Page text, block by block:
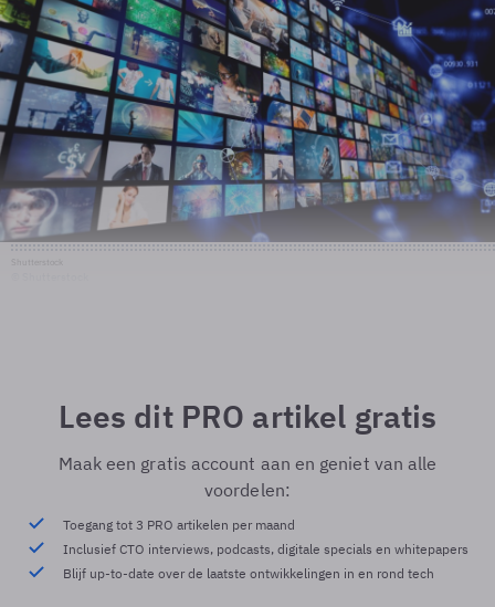
Lees dit PRO artikel gratis
Maak een gratis account aan en geniet van alle
voordelen:
Toegang tot 3 PRO artikelen per maand
Inclusief CTO interviews, podcasts, digitale specials en whitepapers
Blijf up-to-date over de laatste ontwikkelingen in en rond tech